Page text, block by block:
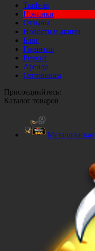
Trade-in
Новинки
Отзывы
Новости и акции
Блог
Гарантия
Ремонт
Аренда
Оптовикам
Присоединйтесь:
Каталог товаров